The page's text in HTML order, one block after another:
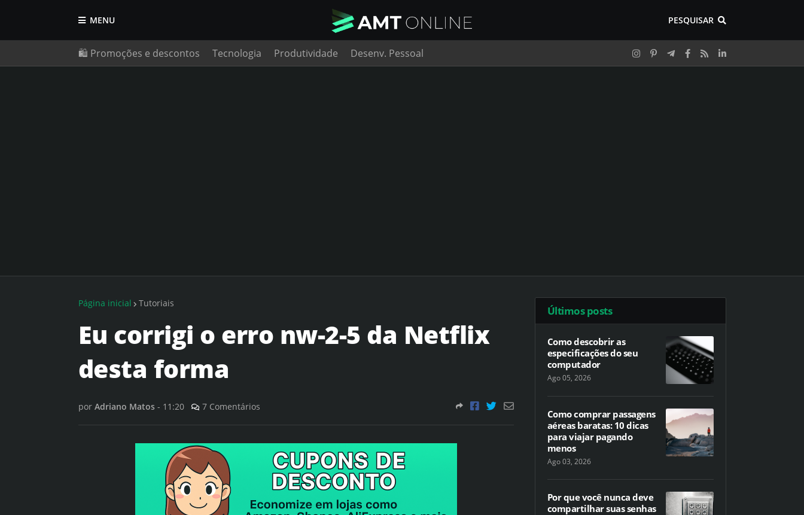
MENU PESQUISAR
🛍️ Promoções e descontos Tecnologia Produtividade Desenv. Pessoal
Página inicial Tutoriais
Eu corrigi o erro nw-2-5 da Netflix
desta forma
por Adriano Matos - 11:20 7 Comentários
Últimos posts
Como descobrir as
especificações do seu
computador
Ago 05, 2026
Como comprar passagens
aéreas baratas: 10 dicas
para viajar pagando
menos
Ago 03, 2026
Por que você nunca deve
compartilhar suas senhas